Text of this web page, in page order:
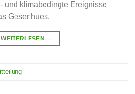
und klimabedingte Ereignisse
Gesenhues.
WEITERLESEN →